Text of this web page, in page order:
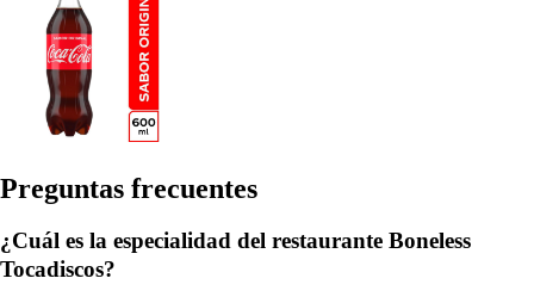
Preguntas frecuentes
¿Cuál es la especialidad del restaurante Boneless
Tocadiscos?